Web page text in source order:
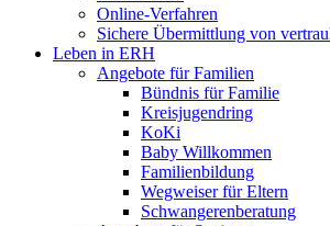
Online-Verfahren
Sichere Übermittlung von
Leben in ERH
Angebote für Familien
Bündnis für Familie
Kreisjugendring
KoKi
Baby Willkommen
Familienbildung
Wegweiser für Eltern
Schwangerenberatung